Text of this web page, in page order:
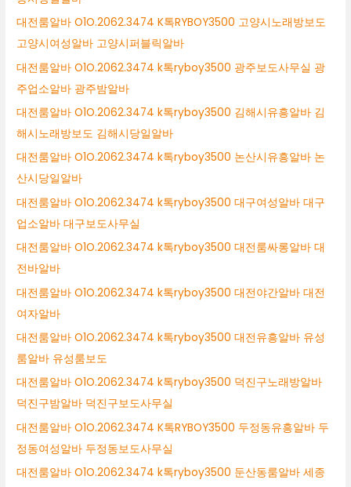
대전룸알바 O1O.2062.3474 K톡RYBOY3500 고양시노래방보도
고양시여성알바 고양시퍼블릭알바
대전룸알바 O1O.2062.3474 k톡ryboy3500 광주보도사무실 광
주업소알바 광주밤알바
대전룸알바 O1O.2062.3474 k톡ryboy3500 김해시유흥알바 김
해시노래방보도 김해시당일알바
대전룸알바 O1O.2062.3474 k톡ryboy3500 논산시유흥알바 논
산시당일알바
대전룸알바 O1O.2062.3474 k톡ryboy3500 대구여성알바 대구
업소알바 대구보도사무실
대전룸알바 O1O.2062.3474 k톡ryboy3500 대전룸싸롱알바 대
전바알바
대전룸알바 O1O.2062.3474 k톡ryboy3500 대전야간알바 대전
여자알바
대전룸알바 O1O.2062.3474 k톡ryboy3500 대전유흥알바 유성
룸알바 유성룸보도
대전룸알바 O1O.2062.3474 k톡ryboy3500 덕진구노래방알바
덕진구밤알바 덕진구보도사무실
대전룸알바 O1O.2062.3474 K톡RYBOY3500 두정동유흥알바 두
정동여성알바 두정동보도사무실
대전룸알바 O1O.2062.3474 k톡ryboy3500 둔산동룸알바 세종